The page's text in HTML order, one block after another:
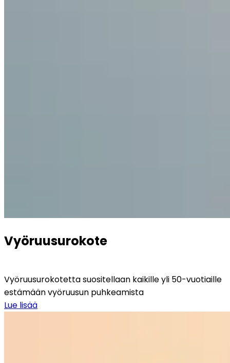
Vyöruusurokote
Vyöruusurokotetta suositellaan kaikille yli 50-vuotiaille
estämään vyöruusun puhkeamista
Lue lisää